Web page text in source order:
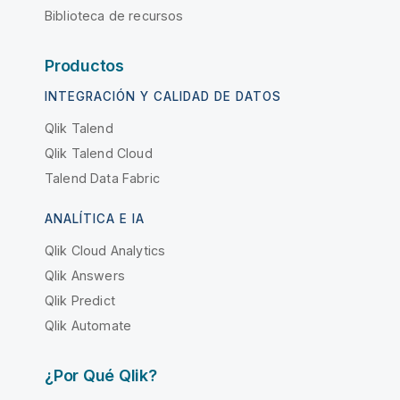
Biblioteca de recursos
Productos
INTEGRACIÓN Y CALIDAD DE DATOS
Qlik Talend
Qlik Talend Cloud
Talend Data Fabric
ANALÍTICA E IA
Qlik Cloud Analytics
Qlik Answers
Qlik Predict
Qlik Automate
¿Por Qué Qlik?